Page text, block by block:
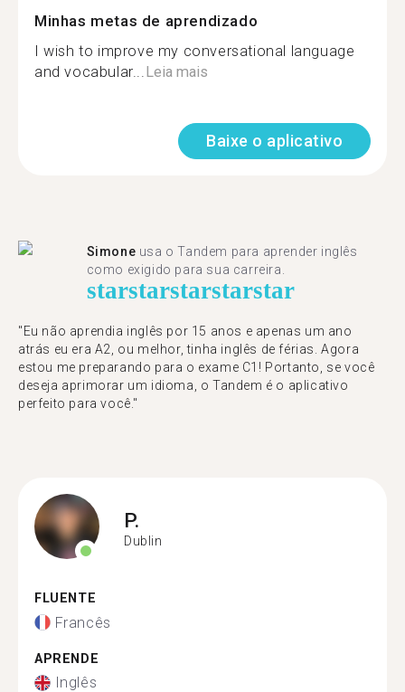
Minhas metas de aprendizado
I wish to improve my conversational language
and vocabular...Leia mais
Baixe o aplicativo
Simone usa o Tandem para aprender inglês
como exigido para sua carreira.
starstarstarstarstar
"Eu não aprendia inglês por 15 anos e apenas um ano
atrás eu era A2, ou melhor, tinha inglês de férias. Agora
estou me preparando para o exame C1! Portanto, se você
deseja aprimorar um idioma, o Tandem é o aplicativo
perfeito para você."
P.
Dublin
FLUENTE
Francês
APRENDE
Inglês